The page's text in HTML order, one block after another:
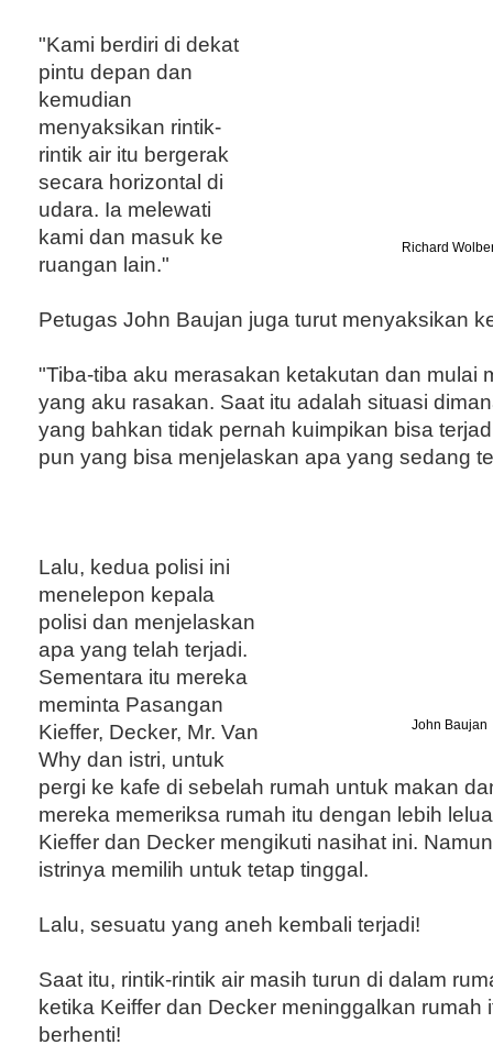
Richard
"Kami berdiri di dekat
pintu depan dan
kemudian
menyaksikan rintik-
rintik air itu bergerak
secara horizontal di
udara. Ia melewati
kami dan masuk ke
ruangan lain."
Petugas John Baujan juga turut menyaksikan
"Tiba-tiba aku merasakan ketakutan dan mulai
yang aku rasakan. Saat itu adalah situasi
yang bahkan tidak pernah kuimpikan bisa
pun yang bisa menjelaskan apa yang sedang
John Baujan
Lalu, kedua polisi ini
menelepon kepala
polisi dan menjelaskan
apa yang telah terjadi.
Sementara itu mereka
meminta Pasangan
Kieffer, Decker, Mr. Van
Why dan istri, untuk
pergi ke kafe di sebelah rumah untuk makan
mereka memeriksa rumah itu dengan lebih
Kieffer dan Decker mengikuti nasihat ini.
istrinya memilih untuk tetap tinggal.
Lalu, sesuatu yang aneh kembali terjadi!
Saat itu, rintik-rintik air masih turun di dalam
ketika Keiffer dan Decker meninggalkan rumah
berhenti!